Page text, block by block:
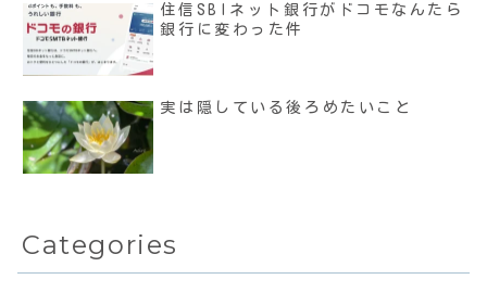
住信SBIネット銀行がドコモなんたら
銀行に変わった件
実は隠している後ろめたいこと
Categories